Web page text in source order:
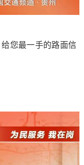
您最一手的路面信